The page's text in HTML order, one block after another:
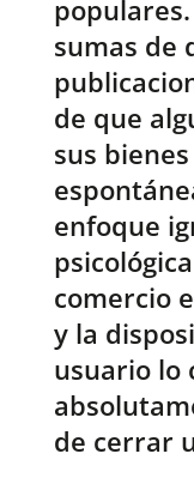
sumas de
de que
sus
enfoque
comercio
y la
usuario lo
de cerrar